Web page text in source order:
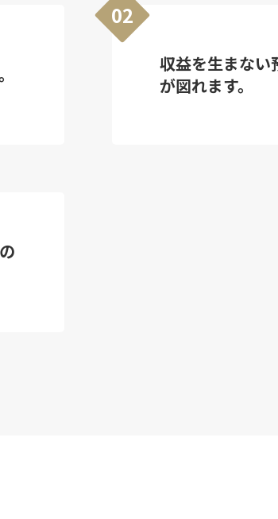
02
収益を生まない
が図れます。